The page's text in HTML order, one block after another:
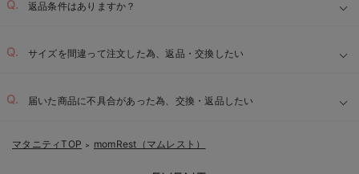
返品条件はありますか？
サイズを間違って注文した為、返品・交換したい
届いた商品に不具合があった為、交換・返品したい
マタニティTOP ＞ momRest（マムレスト）